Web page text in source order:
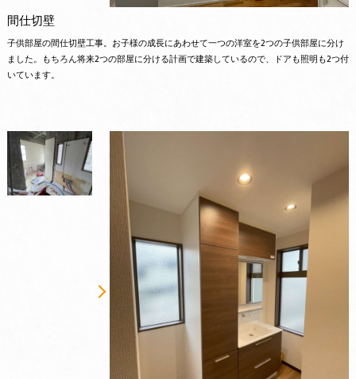
間仕切壁
子供部屋の間仕切壁工事。お子様の成長にあわせて一つの洋室を2つの子供部屋に分け
ました。もちろん将来2つの部屋に分ける計画で建築しているので、ドアも照明も2つ付
いています。